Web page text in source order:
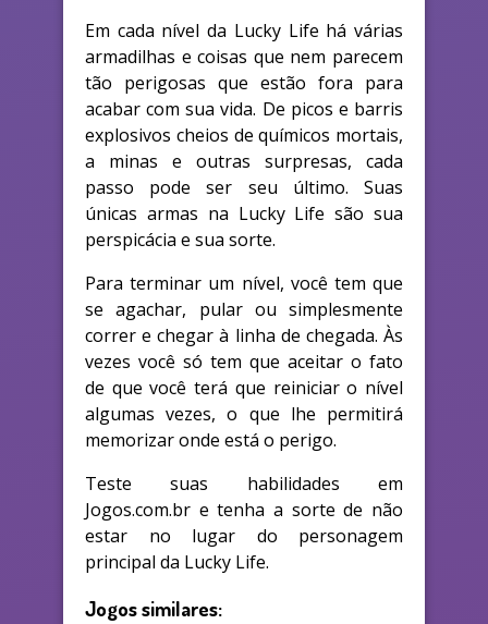
Em cada nível da Lucky Life há várias
armadilhas e coisas que nem parecem
tão perigosas que estão fora para
acabar com sua vida. De picos e barris
explosivos cheios de químicos mortais,
a minas e outras surpresas, cada
passo pode ser seu último. Suas
únicas armas na Lucky Life são sua
perspicácia e sua sorte.
Para terminar um nível, você tem que
se agachar, pular ou simplesmente
correr e chegar à linha de chegada. Às
vezes você só tem que aceitar o fato
de que você terá que reiniciar o nível
algumas vezes, o que lhe permitirá
memorizar onde está o perigo.
Teste suas habilidades em
Jogos.com.br e tenha a sorte de não
estar no lugar do personagem
principal da Lucky Life.
Jogos similares: